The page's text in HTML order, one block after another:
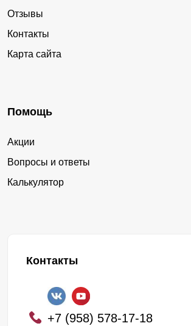
Отзывы
Контакты
Карта сайта
Помощь
Акции
Вопросы и ответы
Калькулятор
Контакты
+7 (958) 578-17-18